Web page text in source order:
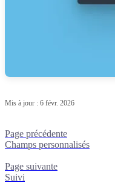
Mis à jour : 6 févr. 2026
Page précédente
Champs personnalisés
Page suivante
Suivi